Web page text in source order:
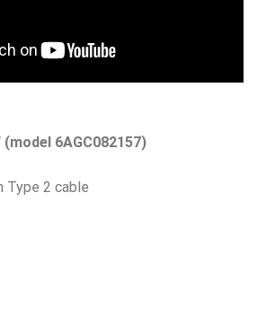
6AGC082157)
Type 2 cable